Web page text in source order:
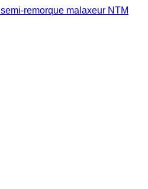
semi-remorque malaxeur NTM